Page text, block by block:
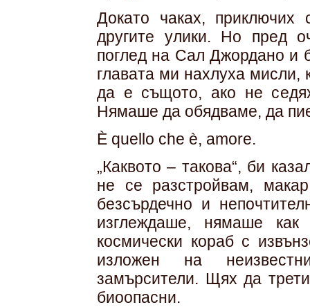
Докато чаках, приключих
другите улики. Но пред
поглед на Сал Джордано и
главата ми нахлуха мисли,
да е същото, ако не
Нямаше да обядваме, да
È quello che è, amore.
„Каквото – такова“, би
не се разстройвам,
безсърдечно и
изглеждаше, нямаше
космически кораб с
изложен на
замърсители. Щях да
биоопасни.